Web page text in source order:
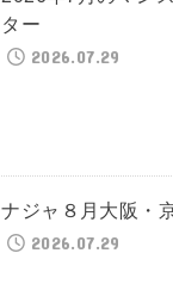
ター
2026.07.29
ナジャ８月大阪・
2026.07.29